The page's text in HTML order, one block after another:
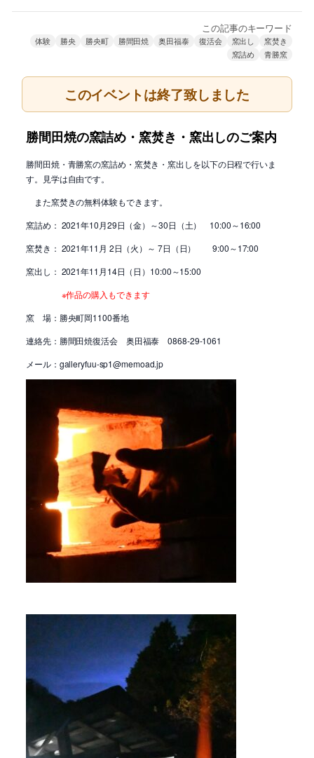
この記事のキーワード
体験 勝央 勝央町 勝間田焼 奥田福泰 復活会 窯出し
窯焚き
窯詰め
青勝窯
このイベントは終了致しました
勝間田焼の窯詰め・窯焚き・窯出しのご案内
勝間田焼・青勝窯の窯詰め・窯焚き・窯出しを以下の日程で行いま
す。見学は自由です。
また窯焚きの無料体験もできます。
窯詰め： 2021年10月29日（金）～30日（土） 10:00～16:00
窯焚き： 2021年11月 2日（火）～ 7日（日） 9:00～17:00
窯出し： 2021年11月14日（日）10:00～15:00
※作品の購入もできます
窯 場：勝央町岡1100番地
連絡先：勝間田焼復活会 奥田福泰 0868-29-1061
メール：galleryfuu-sp1@memoad.jp